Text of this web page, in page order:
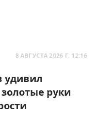
8 АВГУСТА 2026 Г. 12:16
удивил
руки